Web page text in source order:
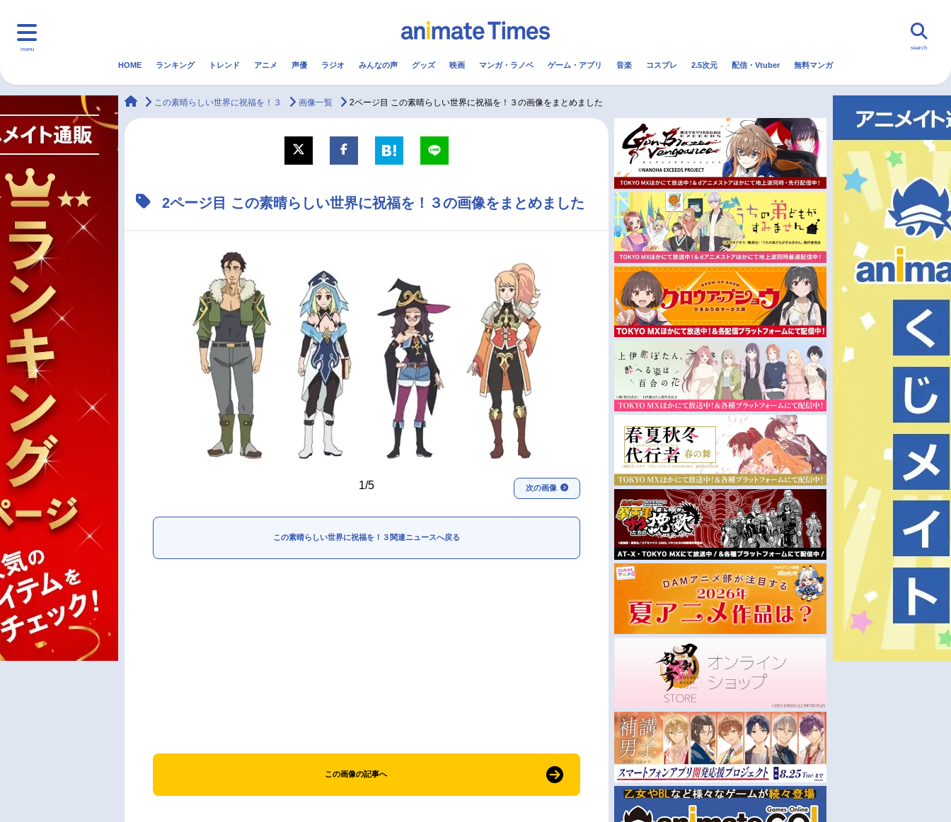
menu
マンガ・ラノベ 音楽 配信・Vtuber トレンド 無料マンガ
アニメ記事一覧
声優記事一覧
実写化映画一覧
男性声優/女性声優一覧
今期アニメ曜日別一覧
春アニメ
夏アニメ
秋アニメ
冬アニメ
search
HOME ランキング トレンド アニメ 声優 ラジオ みんなの声 グッズ 映画 マンガ・ラノベ ゲーム・アプリ 音楽 コスプレ 2.5次元 配信・Vtuber 無料マンガ
animateTimes
この素晴らしい世界に祝福を！３ 画像一覧 2ページ目 この素晴らしい世界に祝福を！３の画像をまとめました
2ページ目 この素晴らしい世界に祝福を！３の画像をまとめました
1/5 次の画像
この素晴らしい世界に祝福を！３関連ニュースへ戻る
この画像の記事へ